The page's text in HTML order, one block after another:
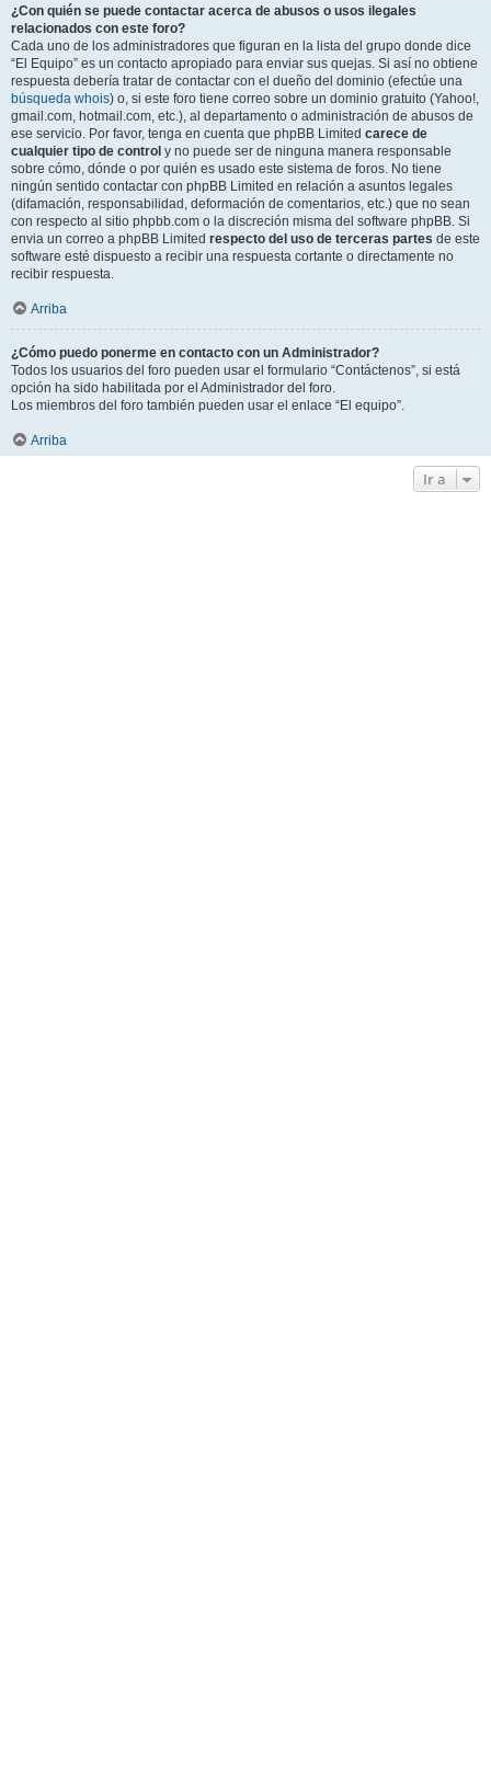
¿Con quién se puede contactar acerca de abusos o usos ilegales
relacionados con este foro?
Cada uno de los administradores que figuran en la lista del grupo donde dice
“El Equipo” es un contacto apropiado para enviar sus quejas. Si así no obtiene
respuesta debería tratar de contactar con el dueño del dominio (efectúe una
búsqueda whois) o, si este foro tiene correo sobre un dominio gratuito (Yahoo!,
gmail.com, hotmail.com, etc.), al departamento o administración de abusos de
ese servicio. Por favor, tenga en cuenta que phpBB Limited carece de
cualquier tipo de control y no puede ser de ninguna manera responsable
sobre cómo, dónde o por quién es usado este sistema de foros. No tiene
ningún sentido contactar con phpBB Limited en relación a asuntos legales
(difamación, responsabilidad, deformación de comentarios, etc.) que no sean
con respecto al sitio phpbb.com o la discreción misma del software phpBB. Si
envia un correo a phpBB Limited respecto del uso de terceras partes de este
software esté dispuesto a recibir una respuesta cortante o directamente no
recibir respuesta.
Arriba
¿Cómo puedo ponerme en contacto con un Administrador?
Todos los usuarios del foro pueden usar el formulario “Contáctenos”, si está
opción ha sido habilitada por el Administrador del foro.
Los miembros del foro también pueden usar el enlace “El equipo”.
Arriba
Ir a